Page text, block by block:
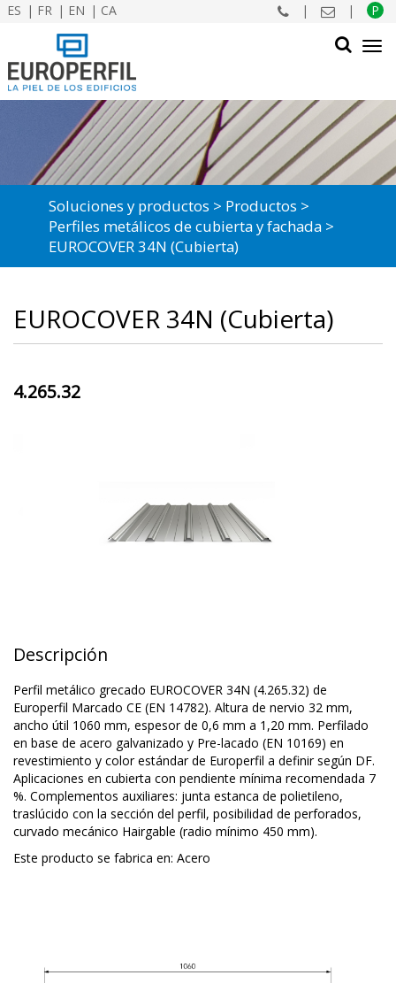
ES FR EN CA | | P
BUSCAR
Soluciones y productos
Productos
Perfiles metálicos de cubierta y fachada
EUROCOVER 34N (Cubierta)
EUROCOVER 34N (Cubierta)
4.265.32
Descripción
Perfil metálico grecado EUROCOVER 34N (4.265.32) de
Europerfil Marcado CE (EN 14782). Altura de nervio 32 mm,
ancho útil 1060 mm, espesor de 0,6 mm a 1,20 mm. Perfilado
en base de acero galvanizado y Pre-lacado (EN 10169) en
revestimiento y color estándar de Europerfil a definir según DF.
Aplicaciones en cubierta con pendiente mínima recomendada 7
%. Complementos auxiliares: junta estanca de polietileno,
traslúcido con la sección del perfil, posibilidad de perforados,
curvado mecánico Hairgable (radio mínimo 450 mm).
Este producto se fabrica en: Acero